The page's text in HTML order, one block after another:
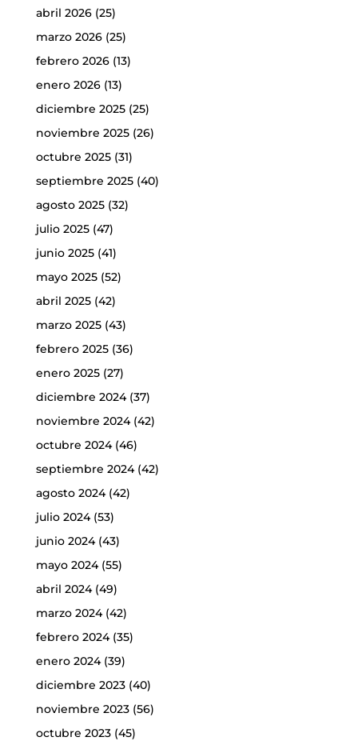
abril 2026(25)
marzo 2026(25)
febrero 2026(13)
enero 2026(13)
diciembre 2025(25)
noviembre 2025(26)
octubre 2025(31)
septiembre 2025(40)
agosto 2025(32)
julio 2025(47)
junio 2025(41)
mayo 2025(52)
abril 2025(42)
marzo 2025(43)
febrero 2025(36)
enero 2025(27)
diciembre 2024(37)
noviembre 2024(42)
octubre 2024(46)
septiembre 2024(42)
agosto 2024(42)
julio 2024(53)
junio 2024(43)
mayo 2024(55)
abril 2024(49)
marzo 2024(42)
febrero 2024(35)
enero 2024(39)
diciembre 2023(40)
noviembre 2023(56)
octubre 2023(45)